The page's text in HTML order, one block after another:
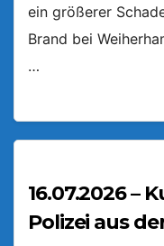
ein größerer
Brand bei
…
16.07.2026 –
Polizei aus